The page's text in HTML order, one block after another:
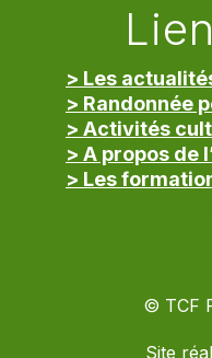
> Les
> Randonnée
> Activités
> A propos de
> Les
© TCF
Site